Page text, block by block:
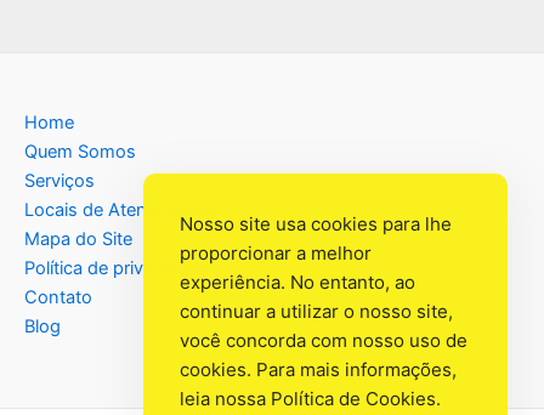
Home
Quem Somos
Serviços
Locais de Atendimento
Mapa do Site
Política de privacidade
Contato
Blog
Nosso site usa cookies para lhe
proporcionar a melhor
experiência. No entanto, ao
continuar a utilizar o nosso site,
você concorda com nosso uso de
cookies. Para mais informações,
leia nossa Política de Cookies.